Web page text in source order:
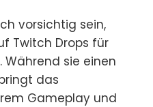
vorsichtig sein,
Twitch Drops für
Während sie einen
das
Gameplay und